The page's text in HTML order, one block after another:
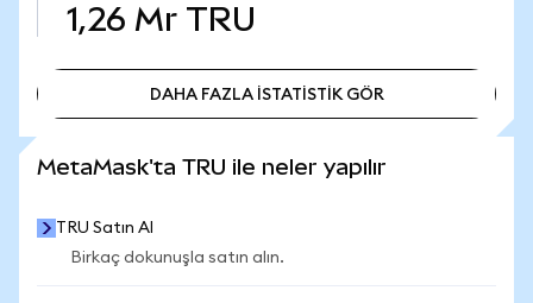
1,26 Mr TRU
DAHA FAZLA İSTATİSTİK GÖR
MetaMask'ta TRU ile neler yapılır
TRU Satın Al
Birkaç dokunuşla satın alın.